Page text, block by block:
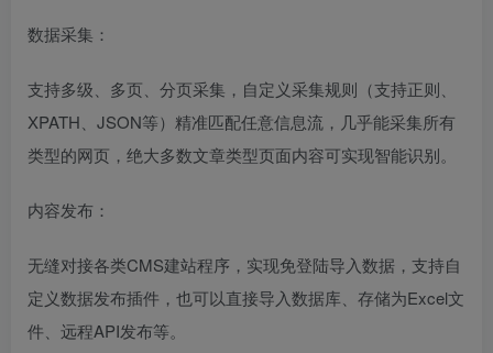
数据采集：
支持多级、多页、分页采集，自定义采集规则（支持正则、
XPATH、JSON等）精准匹配任意信息流，几乎能采集所有
类型的网页，绝大多数文章类型页面内容可实现智能识别。
内容发布：
无缝对接各类CMS建站程序，实现免登陆导入数据，支持自
定义数据发布插件，也可以直接导入数据库、存储为Excel文
件、远程API发布等。